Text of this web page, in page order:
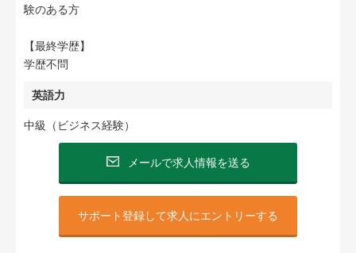
験のある方
【最終学歴】
学歴不問
英語力
中級（ビジネス経験）
メールで求人情報を送る
サポート登録して求人にエントリーする